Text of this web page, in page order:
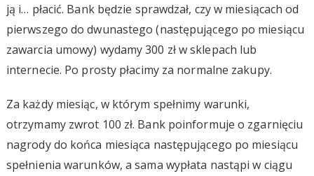
ją i… płacić. Bank będzie sprawdzał, czy w miesiącach od
pierwszego do dwunastego (następującego po miesiącu
zawarcia umowy) wydamy 300 zł w sklepach lub
internecie. Po prosty płacimy za normalne zakupy.
Za każdy miesiąc, w którym spełnimy warunki,
otrzymamy zwrot 100 zł. Bank poinformuje o zgarnięciu
nagrody do końca miesiąca następującego po miesiącu
spełnienia warunków, a sama wypłata nastąpi w ciągu